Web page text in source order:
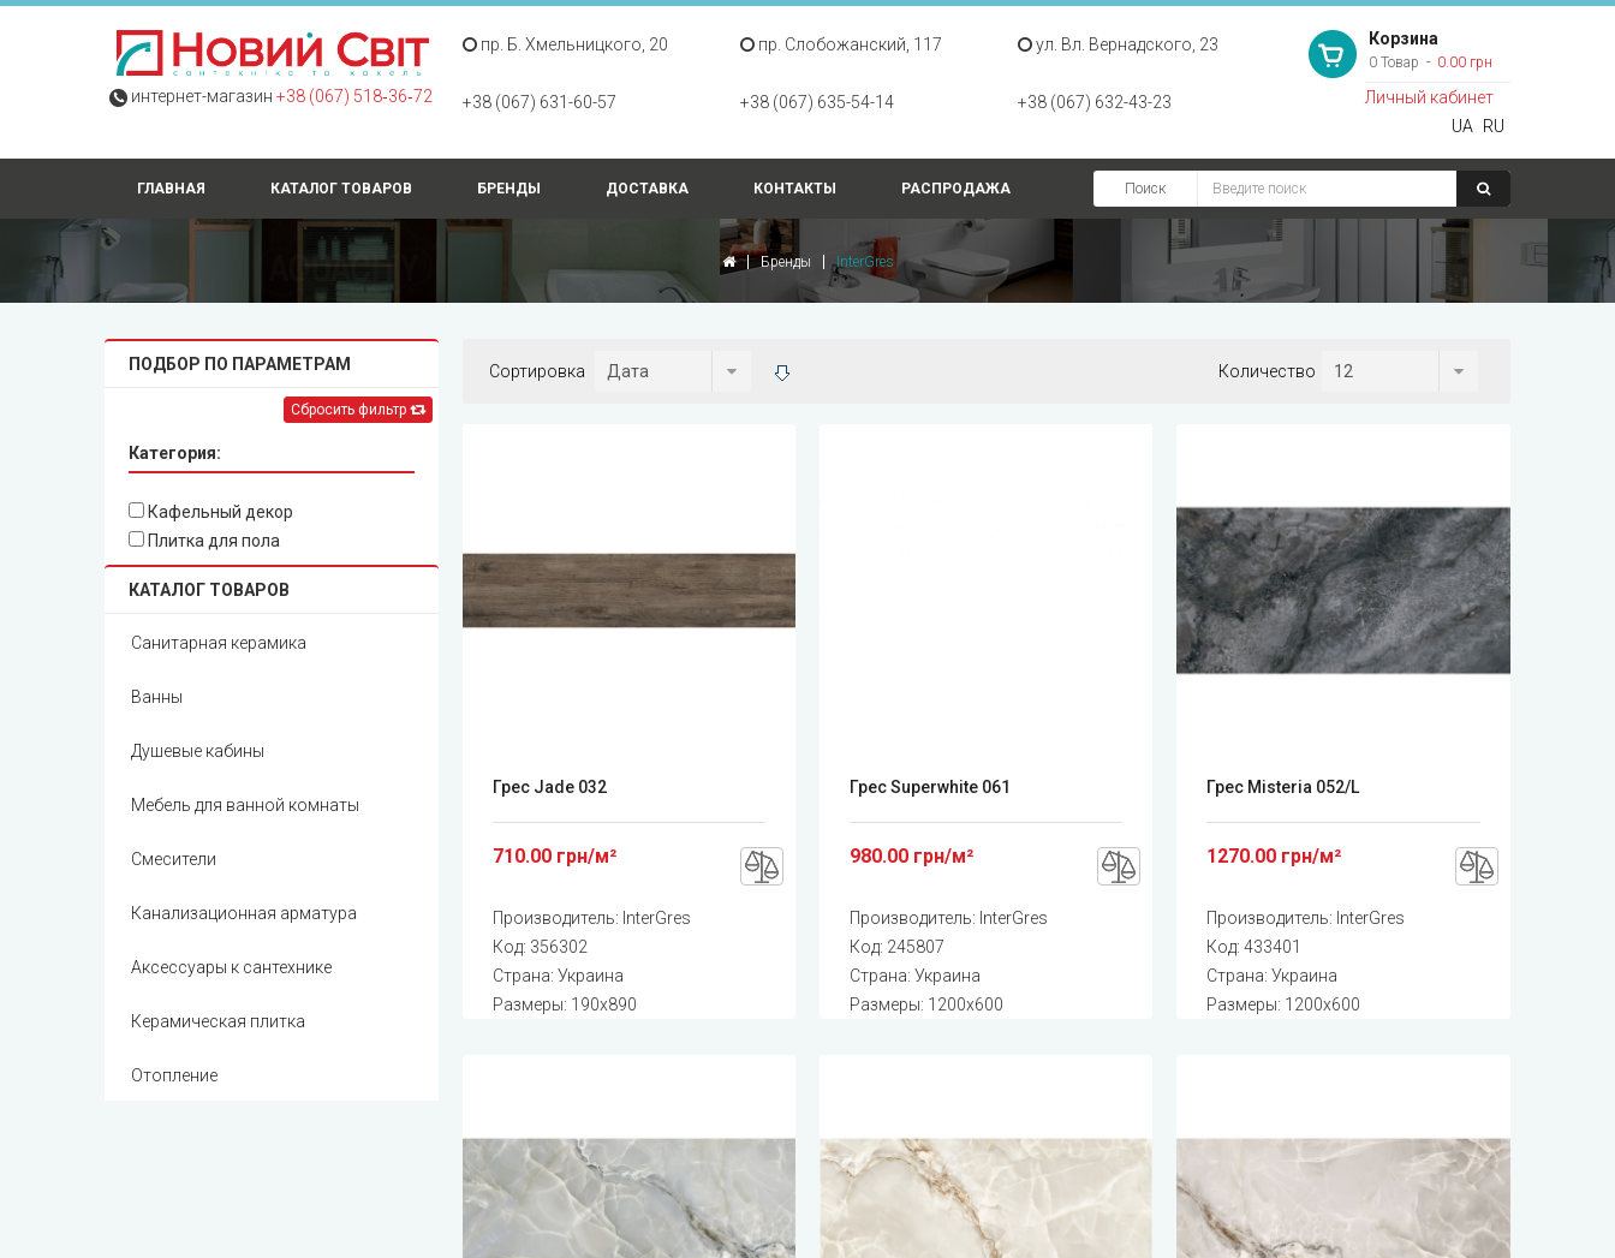
интернет-магазин+38 (067) 518‑36‑72
пр. Б. Хмельницкого, 20
+38 (067) 631-60-57
пр. Слобожанский, 117
+38 (067) 635-54-14
ул. Вл. Вернадского, 23
+38 (067) 632-43-23
Корзина
0 Товар 0.00 грн
Личный кабинет
UA
RU
ГЛАВНАЯ КАТАЛОГ ТОВАРОВ БРЕНДЫ ДОСТАВКА КОНТАКТЫ РАСПРОДАЖА Поиск
Бренды InterGres
ПОДБОР ПО ПАРАМЕТРАМ
Сбросить фильтр
Категория:
Кафельный декор
Плитка для пола
КАТАЛОГ ТОВАРОВ
Санитарная керамика
Ванны
Душевые кабины
Мебель для ванной комнаты
Смесители
Канализационная арматура
Аксессуары к сантехнике
Керамическая плитка
Отопление
Сортировка Количество
Грес Jade 032
710.00 грн/м²
Производитель: InterGres
Код: 356302
Страна: Украина
Размеры: 190x890
Грес Superwhite 061
980.00 грн/м²
Производитель: InterGres
Код: 245807
Страна: Украина
Размеры: 1200x600
Грес Misteria 052/L
1270.00 грн/м²
Производитель: InterGres
Код:433401
Страна: Украина
Размеры: 1200x600